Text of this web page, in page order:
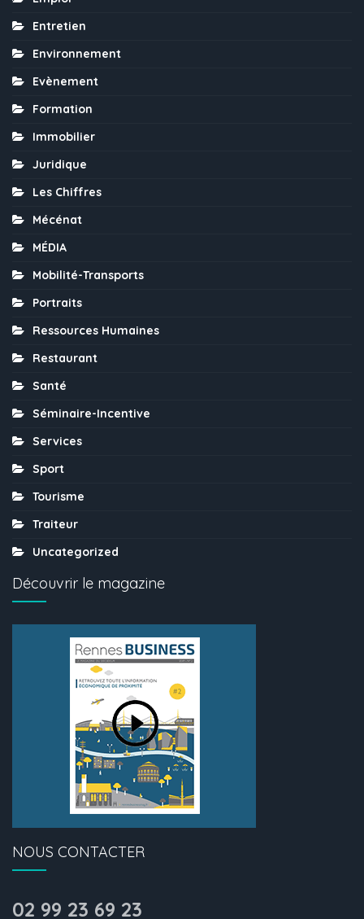
Entretien
Environnement
Evènement
Formation
Immobilier
Juridique
Les Chiffres
Mécénat
MÉDIA
Mobilité-Transports
Portraits
Ressources Humaines
Restaurant
Santé
Séminaire-Incentive
Services
Sport
Tourisme
Traiteur
Uncategorized
Découvrir le magazine
NOUS CONTACTER
02 99 23 69 23